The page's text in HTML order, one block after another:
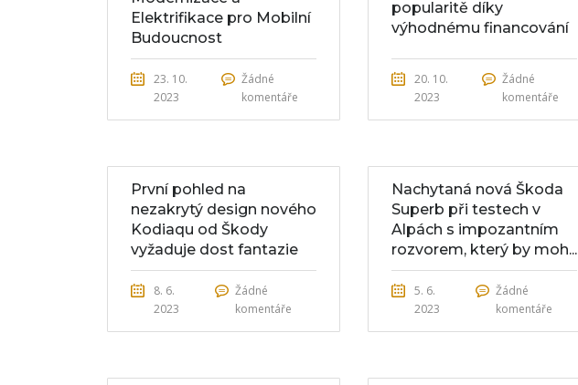
Elektrifikace pro Mobilní
Budoucnost
23. 10.
2023
Žádné
komentáře
popularitě díky
výhodnému financování
20. 10.
2023
Žádné
komentáře
První pohled na
nezakrytý design nového
Kodiaqu od Škody
vyžaduje dost fantazie
8. 6.
2023
Žádné
komentáře
Nachytaná nová Škoda
Superb při testech v
Alpách s impozantním
rozvorem, který by moh...
5. 6.
2023
Žádné
komentáře